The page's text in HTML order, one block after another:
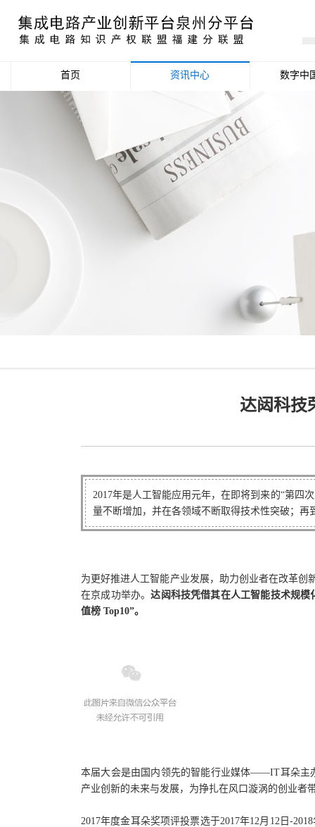
首页 资讯中心
政策信息
活动公告
数据统计分析
数字中
达闼科技
2017年是人工智能应用元年，在即将到来的“第四
量不断增加，并在各领域不断取得技术性突破；
为更好推进人工智能产业发展，助力创业者在改革创
在京成功举办。达闼科技凭借其在人工智能技术规
值榜 Top10”。
本届大会是由国内领先的智能行业媒体——IT耳朵主
产业创新的未来与发展，为挣扎在风口漩涡的创业者
2017年度金耳朵奖项评投票选于2017年12月12日-